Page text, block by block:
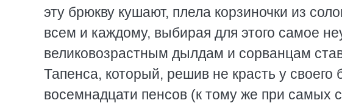
эту брюкву кушают, плела корзиночки из
всем и каждому, выбирая для этого самое
великовозрастным дылдам и сорванцам
Тапенса, который, решив не красть у своего
восемнадцати пенсов (к тому же при самых